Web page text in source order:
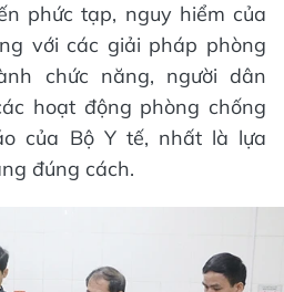
phức tạp, nguy hiểm của
với các giải pháp phòng
chức năng, người dân
hoạt động phòng chống
của Bộ Y tế, nhất là lựa
đúng cách.